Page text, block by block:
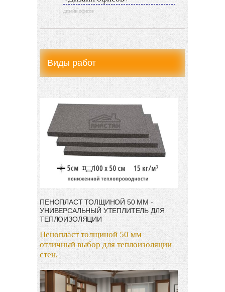
Другие услуги
дизайн офисов
Виды работ
ПЕНОПЛАСТ ТОЛЩИНОЙ 50 ММ -
УНИВЕРСАЛЬНЫЙ УТЕПЛИТЕЛЬ ДЛЯ
ТЕПЛОИЗОЛЯЦИИ
Пенопласт толщиной 50 мм —
отличный выбор для теплоизоляции
стен,